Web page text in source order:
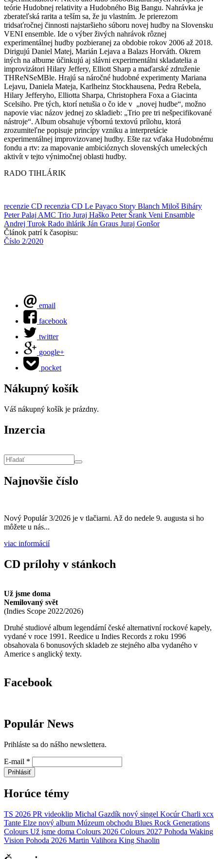
teórie Hudobnej relativity a Hudobného Big Bangu. Nahrávka je
zberateľská rarita a teším sa, že ju vlastním. Je prierezom
tridsaťročnej činnosti najstaršieho súboru novej hudby na Slovensku
VENI ensemble. Ide o výber živých nahrávok rôznej
experimentálnej hudby pozbieranej za obdobie rokov 2006 až 2018.
Dirigujú Daniel Matej, Marián Lejava a Balazs Horváth. Okrem
iných na albume účinkujú aj slávni experimentálni skladatelia a
improvizátori Hilary Jeffery, Elliott Sharp a maďarské združenie
THReNSeMBle. Hrajú sa náročné hudobné experimenty Mariana
Lejavu, Daniela Mateja, Karlheinz Stockhausena, Pedra Rebela,
Hilary Jefferyho, Elliotta Sharpa, Christophera Foxa a Giacinta
Scelsiho. Pre tých, ktorí netušia o čo ide v „novej hudbe“, možno
napovie viac názov jednej zo skladieb: „Trio pre tri nešpecifikované
nástroje“. Album obsahuje výbornú textovú prílohu, ktorá
zrozumiteľne popisuje princípy vzniku a interpretácie
experimentálnej improvizovanej hudby. Ešte raz vďaka Hudobnému
fondu a rtv: za mapovanie ambicióznych slovenských umeleckých
aktivít v tejto výnimočnej oblasti hudby.
RADO TIHLÁRIK
recenzie CD recenzia CD Le Payaco Story Blanch Miloš Biháry
Peter Palaj AMC Trio Juraj Haško Peter Šrank Veni Ensamble
Andrej Turok Rado ihlárik Ján Graus Juraj Gonšor
Článok patrí k časopisu:
Číslo 2/2020
email
facebook
twitter
google+
pocket
Nákupný košík
Váš nákupný košík je prázdny.
Inzercia
Najnovšie číslo
Nový Populár 3/2026 je v tlačiarni. Až do nedele 9. augusta si ho
môžete u nás...
viac informácií
CD prílohy v stánkoch
Už jsme doma
Nemilovaný svět
(Indies Scope 2022/2026)
Druhé studiové album legendární české alternativní rockové kapely,
vydané v roce 1991. Reedice u Indies Records z roku 1996
obsahovala 6 bonusových skladeb ze stejného alba vydaného v
Americe s anglický texty.
Facebook
Populár News
Prihláste sa do nášho newslettera.
E-mail *
Prihlásiť
Horúce témy
TS 2026 PR videoklip Michal Gazdík nový singel Kocúr Charli xcx
Tante Elze nový album Múzeum obchodu Blues Rock Generations
Colours Už jsme doma Colours 2026 Colours 2027 Pohoda Waking
Vision Pohoda 2026 Martin Valihora King Shaolin